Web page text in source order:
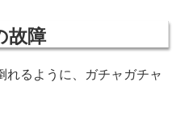
故障
れるように、ガチャガチャ